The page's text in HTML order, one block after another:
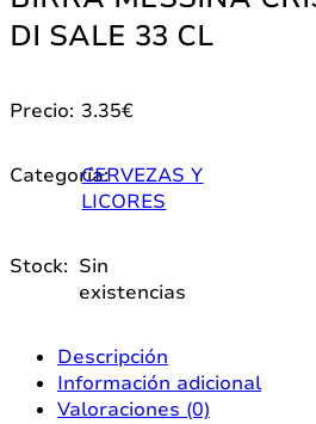
DI SALE 33 CL
Precio: 3.35€
Categoría:CERVEZAS Y
LICORES
Stock: Sin
existencias
Descripción
Información adicional
Valoraciones (0)